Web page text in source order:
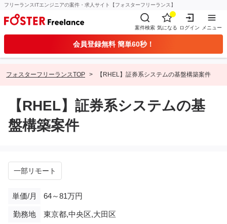
フリーランスITエンジニアの案件・求人サイト【フォスターフリーランス】
案件検索 気になる ログイン メニュー
会員登録無料 簡単60秒！
フォスターフリーランスTOP 【RHEL】証券系システムの基盤構築案件
【RHEL】証券系システムの基
盤構築案件
一部リモート
単価/月 64～81万円
勤務地 東京都,中央区,大田区